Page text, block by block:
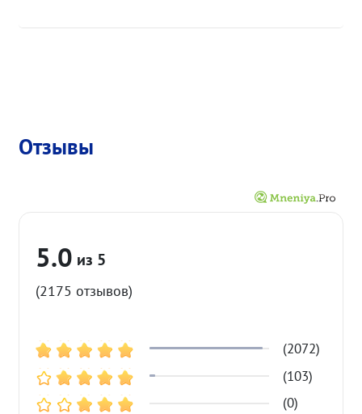
Отзывы
5.0
(2175 отзывов)
(2072)
(103)
(0)